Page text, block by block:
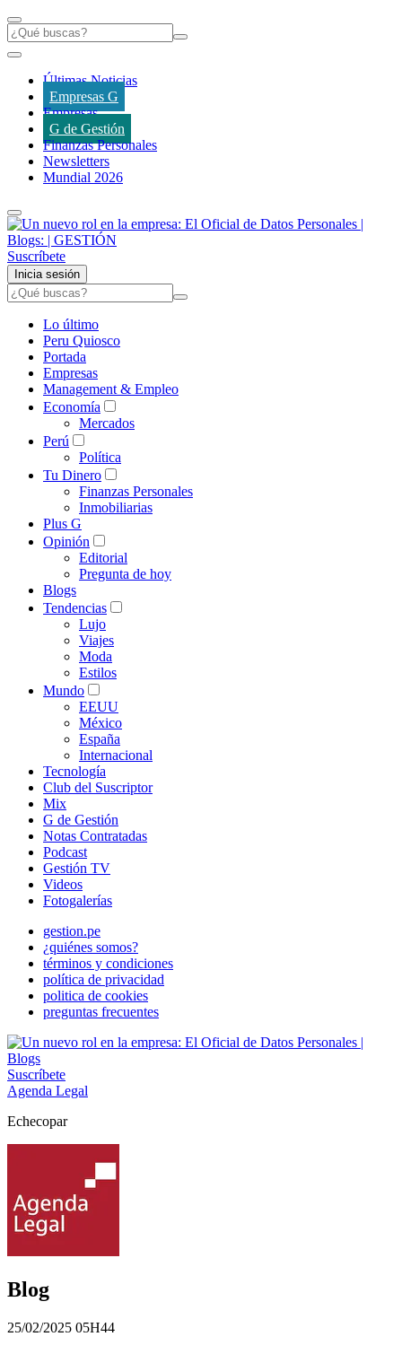
Últimas Noticias
Empresas G
Empresas
G de Gestión
Finanzas Personales
Newsletters
Mundial 2026
Suscríbete
Inicia sesión
Lo último
Peru Quiosco
Portada
Empresas
Management & Empleo
Economía
Mercados
Perú
Política
Tu Dinero
Finanzas Personales
Inmobiliarias
Plus G
Opinión
Editorial
Pregunta de hoy
Blogs
Tendencias
Lujo
Viajes
Moda
Estilos
Mundo
EEUU
México
España
Internacional
Tecnología
Club del Suscriptor
Mix
G de Gestión
Notas Contratadas
Podcast
Gestión TV
Videos
Fotogalerías
gestion.pe
¿quiénes somos?
términos y condiciones
política de privacidad
politica de cookies
preguntas frecuentes
Suscríbete
Agenda Legal
Echecopar
Blog
25/02/2025 05H44